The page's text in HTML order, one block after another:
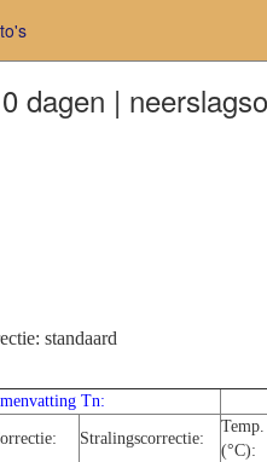
dagen |
standaard
Tn:
Stralingscorrectie:
Temp.
(°C):